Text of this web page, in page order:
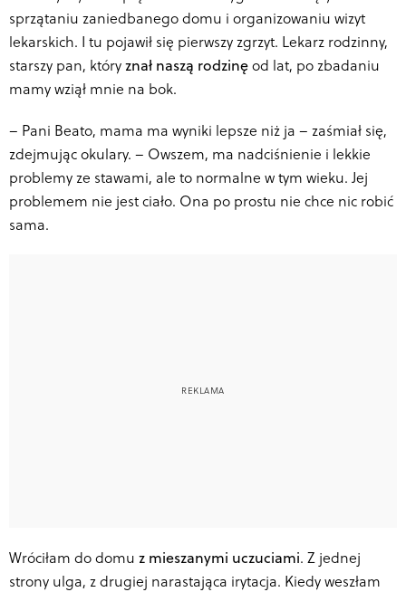
sprzątaniu zaniedbanego domu i organizowaniu wizyt
lekarskich. I tu pojawił się pierwszy zgrzyt. Lekarz rodzinny,
starszy pan, któryznał naszą rodzinęod lat, po zbadaniu
mamy wziął mnie na bok.
– Pani Beato, mama ma wyniki lepsze niż ja – zaśmiał się,
zdejmując okulary. – Owszem, ma nadciśnienie i lekkie
problemy ze stawami, ale to normalne w tym wieku. Jej
problemem nie jest ciało. Ona po prostu nie chce nic robić
sama.
Wróciłam do domu z mieszanymi uczuciami. Z jednej
strony ulga, z drugiej narastająca irytacja. Kiedy weszłam